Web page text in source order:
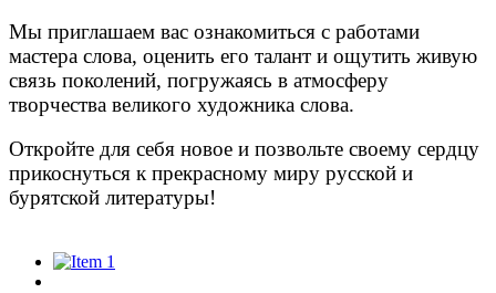
Мы приглашаем вас ознакомиться с работами
мастера слова, оценить его талант и ощутить живую
связь поколений, погружаясь в атмосферу
творчества великого художника слова.
Откройте для себя новое и позвольте своему сердцу
прикоснуться к прекрасному миру русской и
бурятской литературы!